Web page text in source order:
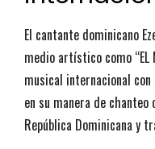
El cantante dominicano
medio artístico como “EL
musical internacional
en su manera de
República Dominicana y